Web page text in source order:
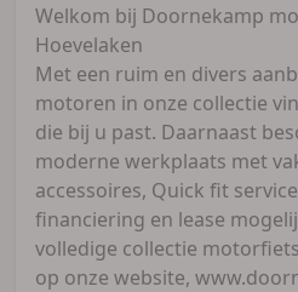
Welkom bij Doornekamp
Hoevelaken
Met een ruim en divers
motoren in onze collectie
die bij u past. Daarnaast
moderne werkplaats met
accessoires, Quick fit
financiering en lease
volledige collectie
op onze website,